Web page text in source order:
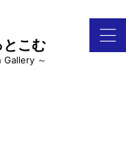
とこむ
Gallery ～